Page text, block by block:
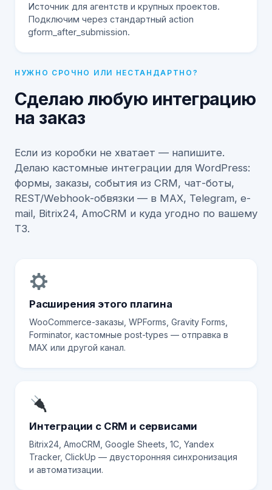
Источник для агентств и крупных проектов.
Подключим через стандартный action
gform_after_submission.
НУЖНО СРОЧНО ИЛИ НЕСТАНДАРТНО?
Сделаю любую интеграцию
на заказ
Если из коробки не хватает — напишите.
Делаю кастомные интеграции для WordPress:
формы, заказы, события из CRM, чат-боты,
REST/Webhook-обвязки — в MAX, Telegram, e-
mail, Bitrix24, AmoCRM и куда угодно по вашему
ТЗ.
Расширения этого плагина
WooCommerce-заказы, WPForms, Gravity Forms,
Forminator, кастомные post-types — отправка в
MAX или другой канал.
Интеграции с CRM и сервисами
Bitrix24, AmoCRM, Google Sheets, 1C, Yandex
Tracker, ClickUp — двусторонняя синхронизация
и автоматизации.